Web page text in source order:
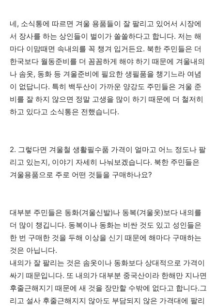
네, 소식통에 따르면 겨울 용품들이 잘 팔리고 있어서 시장에
서 장사를 하는 상인들이 벌이가 쏠쏠하다고 합니다. 저는 해
마다 이맘때면 속내의를 꼭 챙겨 입거든요. 북한 주민들은 더
한국보다 월동준비를 더 꼼꼼하게 해야 하기 때문에 겨울내의
나 솜옷, 동화 등 겨울준비에 필요한 생필품을 챙기느라 여념
이 없답니다. 특히 백두산이 가까운 양강도 주민들은 겨울 준
비를 잘 하지 않으면 정말 고생을 많이 하기 때문에 더 철저히
하고 있다고 소식통은 전했습니다.
2. 그렇다면 겨울철 생활필수품 가격이 얼마고 어느 정도나 팔
리고 있는지, 이야기 자세히 나눠보겠습니다. 북한 주민들은
겨울용품으로 주로 어떤 것들을 구매하나요?
대부분 주민들은 동화(겨울신발)나 동복(겨울옷)보다 내의를
더 많이 챙깁니다. 동복이나 동화는 비싼 것도 있고 성인들은
한 번 구매한 것을 두해 이상을 신기 때문에 해마다 구매하는
것은 아닙니다.
내의가 잘 팔리는 것은 솜옷이나 동화보다 상대적으로 가격이
싸기 때문입니다. 또 내의가 대부분 중국산이라 한해만 지나면
후줄근해지기 때문에 새 것을 장만할 수밖에 없다고 합니다.그
리고 설사 후줄근해지지 않아도 부담되지 않은 가격대에 팔리